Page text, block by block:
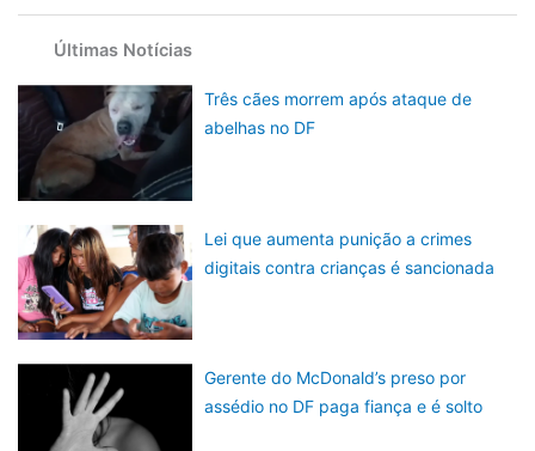
Últimas Notícias
Três cães morrem após ataque de
abelhas no DF
Lei que aumenta punição a crimes
digitais contra crianças é sancionada
Gerente do McDonald’s preso por
assédio no DF paga fiança e é solto